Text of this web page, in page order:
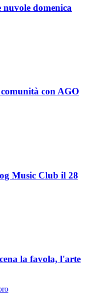
domenica
con AGO
Music Club il 28
la favola, l'arte